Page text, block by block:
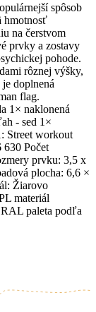
spôsob
hmotnosť
na čerstvom
prvky a zostavy
pohode.
rôznej výšky,
doplnená
flag.
1× naklonená
- sed 1×
Street workout
Počet
prvku: 3,5 x
plocha: 6,6 ×
Žiarovo
materiál
paleta podľa